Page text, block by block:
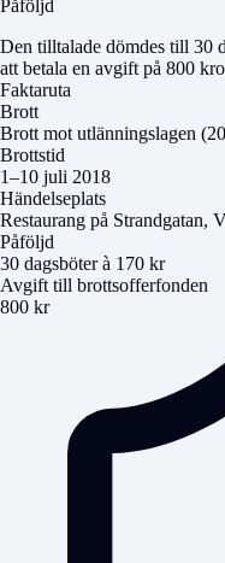
Påföljd
Den tilltalade dömdes till 30
att betala en avgift på 800
Faktaruta
Brott
Brott mot utlänningslagen
Brottstid
1–10 juli 2018
Händelseplats
Restaurang på Strandgatan,
Påföljd
30 dagsböter à 170 kr
Avgift till brottsofferfonden
800 kr